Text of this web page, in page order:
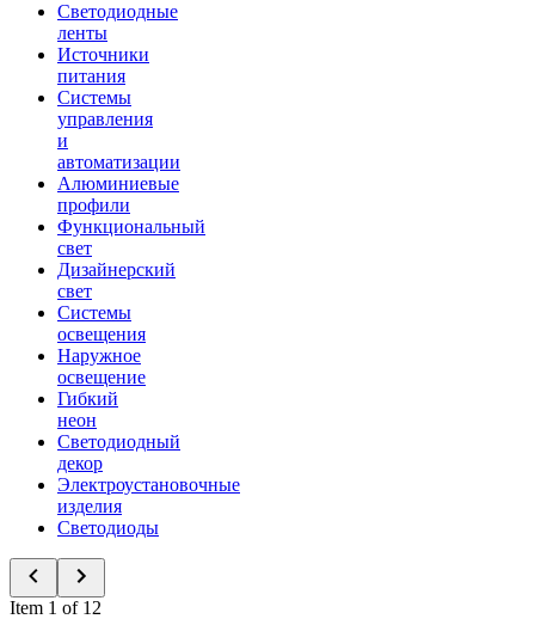
Светодиодные
ленты
Источники
питания
Системы
управления
и
автоматизации
Алюминиевые
профили
Функциональный
свет
Дизайнерский
свет
Системы
освещения
Наружное
освещение
Гибкий
неон
Светодиодный
декор
Электроустановочные
изделия
Светодиоды
Item 1 of 12